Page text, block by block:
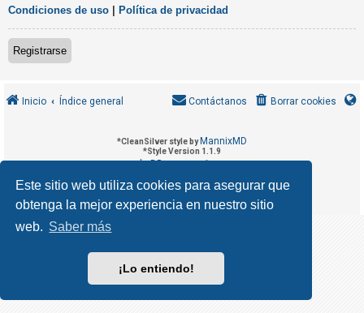
Este sitio web utiliza cookies para asegurar que
obtenga la mejor experiencia en nuestro sitio
web. Saber más
¡Lo entiendo!
i
s
t
a
T
e
s
Condiciones de uso Política de privacidad
Registrarse
Inicio Índice general Borrar cookies
Contáctanos
*CleanSilver style by MannixMD
*Style Version 1.1.9
phpBB
Traducción al español porphpBB España
Privacidad| Condiciones